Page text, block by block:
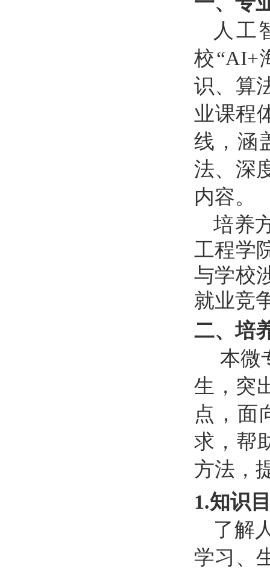
人工
校“AI+
识、算
业课程
线，涵
法、深
内容。
培养
工程学
与学校
就业竞
二、培
本微
生，突
点，面
求，帮
方法，
1.知识
了解
学习、